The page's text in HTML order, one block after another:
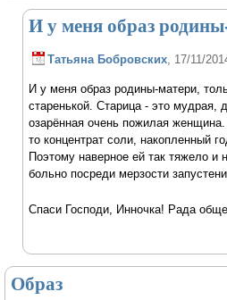
И у меня образ
Татьяна Бобровских , 17/11/
И у меня образ родины-матери,
старенькой. Старица - это мудрая,
озарённая очень пожилая
то концентрат соли, накопленный
Поэтому наверное ей так тяжело и
больно посреди мерзости
Спаси Господи, Инночка! Рада
Образ